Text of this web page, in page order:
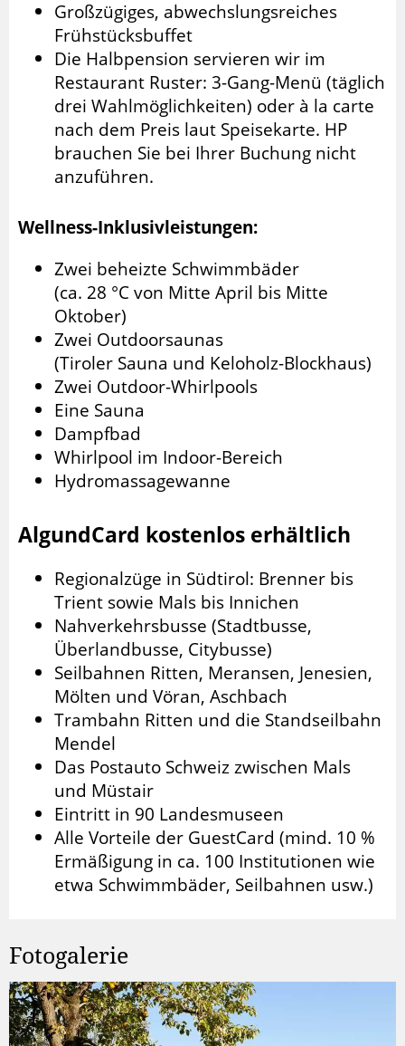
Großzügiges, abwechslungsreiches
Frühstücksbuffet
Die Halbpension servieren wir im
Restaurant Ruster: 3-Gang-Menü (täglich
drei Wahlmöglichkeiten) oder à la carte
nach dem Preis laut Speisekarte. HP
brauchen Sie bei Ihrer Buchung nicht
anzuführen.
Wellness-Inklusivleistungen:
Zwei beheizte Schwimmbäder
(ca. 28 °C von Mitte April bis Mitte
Oktober)
Zwei Outdoorsaunas
(Tiroler Sauna und Keloholz-Blockhaus)
Zwei Outdoor-Whirlpools
Eine Sauna
Dampfbad
Whirlpool im Indoor-Bereich
Hydromassagewanne
AlgundCard kostenlos erhältlich
Regionalzüge in Südtirol: Brenner bis
Trient sowie Mals bis Innichen
Nahverkehrsbusse (Stadtbusse,
Überlandbusse, Citybusse)
Seilbahnen Ritten, Meransen, Jenesien,
Mölten und Vöran, Aschbach
Trambahn Ritten und die Standseilbahn
Mendel
Das Postauto Schweiz zwischen Mals
und Müstair
Eintritt in 90 Landesmuseen
Alle Vorteile der GuestCard (mind. 10 %
Ermäßigung in ca. 100 Institutionen wie
etwa Schwimmbäder, Seilbahnen usw.)
Fotogalerie